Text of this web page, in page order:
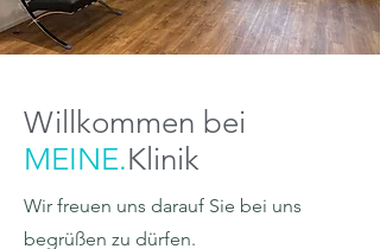
Willkommen bei
MEINE.Klinik
Wir freuen uns darauf Sie bei uns
begrüßen zu dürfen.